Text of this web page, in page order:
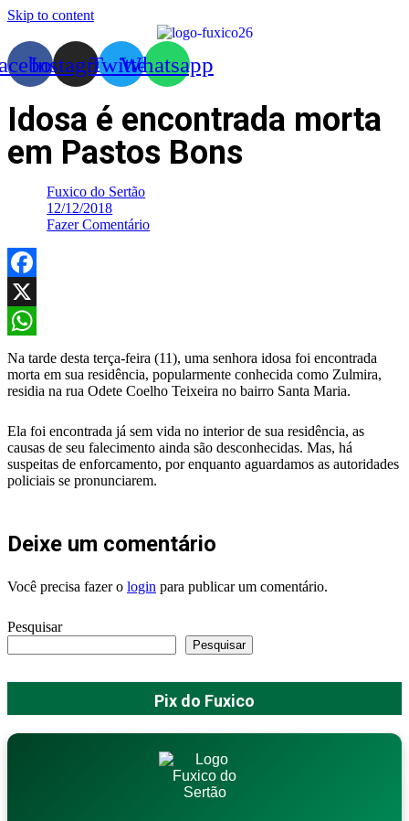
Skip to content
InstagramTwitterWhatsapp
Idosa é encontrada morta
em Pastos Bons
Fuxico do Sertão
12/12/2018
Fazer Comentário
Facebook
X
WhatsApp
Na tarde desta terça-feira (11), uma senhora idosa foi encontrada
morta em sua residência, popularmente conhecida como Zulmira,
residia na rua Odete Coelho Teixeira no bairro Santa Maria.
Ela foi encontrada já sem vida no interior de sua residência, as
causas de seu falecimento ainda são desconhecidas. Mas, há
suspeitas de enforcamento, por enquanto aguardamos as autoridades
policiais se pronunciarem.
Deixe um comentário
Você precisa fazer o login para publicar um comentário.
Pesquisar
Pesquisar
Pix do Fuxico